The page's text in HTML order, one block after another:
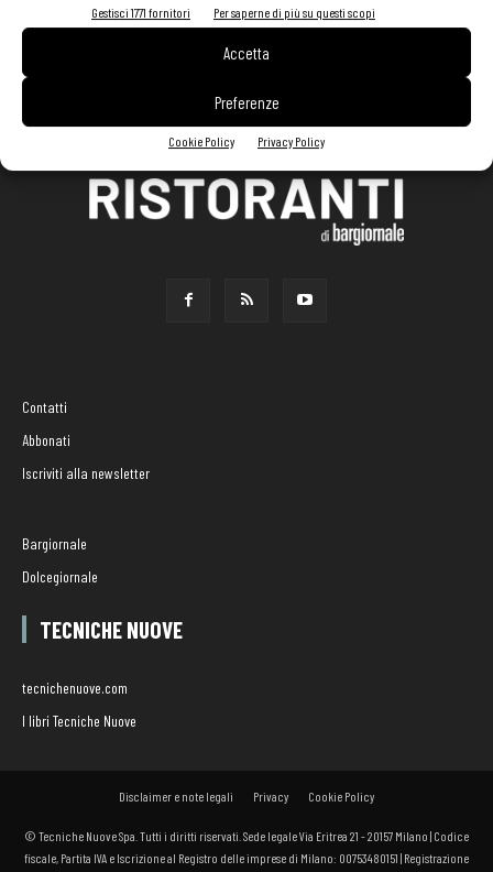
Gestisci 1771 fornitori Per saperne di più su questi scopi
Accetta
Preferenze
Cookie Policy Privacy Policy
Contatti
Abbonati
Iscriviti alla newsletter
Bargiornale
Dolcegiornale
TECNICHE NUOVE
tecnichenuove.com
I libri Tecniche Nuove
Disclaimer e note legali Privacy Cookie Policy
© Tecniche Nuove Spa. Tutti i diritti riservati. Sede legale Via Eritrea 21 - 20157 Milano | Codice
fiscale, Partita IVA e Iscrizione al Registro delle imprese di Milano: 00753480151 | Registrazione